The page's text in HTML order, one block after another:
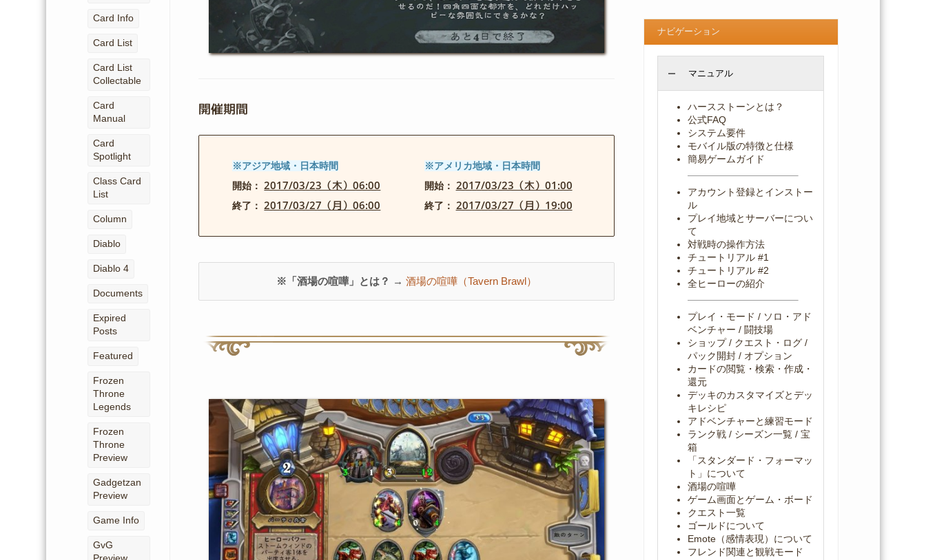
開催期間
※アジア地域・日本時間
開始：2017/03/23（木）06:00
終了：2017/03/27（月）06:00
※アメリカ地域・日本時間
開始： 2017/03/23（木）01:00
終了： 2017/03/27（月）19:00
※「酒場の喧嘩」とは？ →酒場の喧嘩（Tavern Brawl）
ナビゲーション
マニュアル
ハースストーンとは？
公式FAQ
システム要件
モバイル版の特徴と仕様
簡易ゲームガイド
アカウント登録とインストー
ル
プレイ地域とサーバーについ
て
対戦時の操作方法
チュートリアル #1
チュートリアル #2
全ヒーローの紹介
プレイ・モード / ソロ・アド
ベンチャー / 闘技場
ショップ / クエスト・ログ /
パック開封 / オプション
カードの閲覧・検索・作成・
還元
デッキのカスタマイズとデッ
キレシピ
アドベンチャーと練習モード
ランク戦 / シーズン一覧 / 宝
箱
「スタンダード・フォーマッ
ト」について
酒場の喧嘩
ゲーム画面とゲーム・ボード
クエスト一覧
ゴールドについて
Emote（感情表現）について
フレンド関連と観戦モード
Card Info
Card List
Card List
Collectable
Card
Manual
Card
Spotlight
Class Card
List
Column
Diablo
Diablo 4
Documents
Expired
Posts
Featured
Frozen
Throne
Legends
Frozen
Throne
Preview
Gadgetzan
Preview
Game Info
GvG